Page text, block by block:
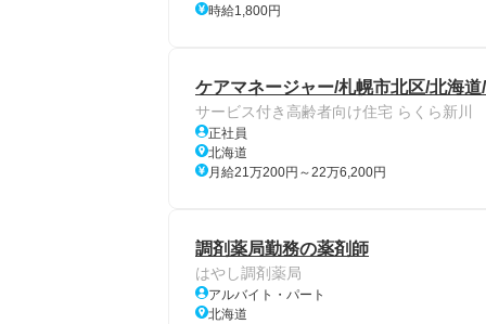
時給1,800円
ケアマネージャー/札幌市北区/北海
サービス付き高齢者向け住宅 らくら新川
正社員
北海道
月給21万200円～22万6,200円
調剤薬局勤務の薬剤師
はやし調剤薬局
アルバイト・パート
北海道